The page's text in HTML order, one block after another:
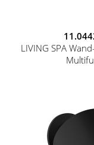
LIVING SPA